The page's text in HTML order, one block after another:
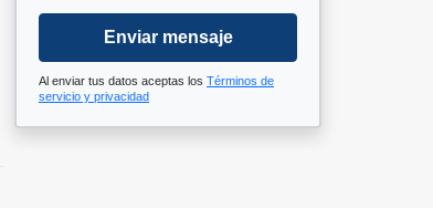
Enviar mensaje
Al enviar tus datos aceptas los Términos de
servicio y privacidad